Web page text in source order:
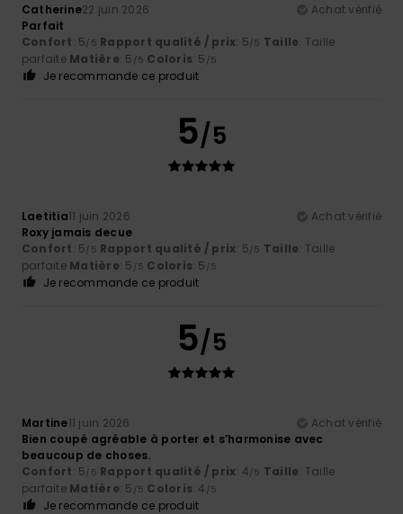
Catherine22 juin 2026
Achat vérifié
Parfait
Confort: 5/5 Rapport qualité / prix: 5/5 Taille: Taille
parfaite Matière: 5 /5 Coloris: 5 /5
Je recommande ce produit
5/5
Laetitia11 juin 2026
Achat vérifié
Roxy jamais decue
Confort: 5/5 Rapport qualité / prix: 5/5 Taille: Taille
parfaite Matière: 5 /5 Coloris: 5 /5
Je recommande ce produit
5/5
Martine11 juin 2026
Achat vérifié
Bien coupé agréable à porter et s’harmonise avec
beaucoup de choses.
Confort: 5/5 Rapport qualité / prix: 4/5 Taille: Taille
parfaite Matière: 5 /5 Coloris: 4 /5
Je recommande ce produit